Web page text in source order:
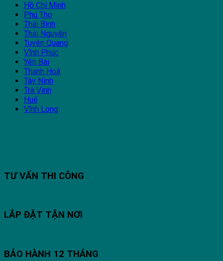
Hồ Chí Minh
Phú Thọ
Thái Bình
Thái Nguyên
Tuyên Quang
Vĩnh Phúc
Yên Bái
Thanh Hoá
Tây Ninh
Trà Vinh
Huế
Vĩnh Long
TƯ VẤN THI CÔNG
LẮP ĐẶT TẬN NƠI
BẢO HÀNH 12 THÁNG